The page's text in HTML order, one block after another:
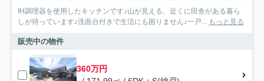
IH調理器を使用したキッチンです♪山が見える、近くに田舎がある暮ら
しが待っています♪洗面台付きで生活にも困りません♪一戸... もっと見る
販売中の物件
360万円